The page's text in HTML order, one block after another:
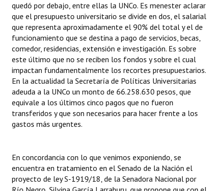
quedó por debajo, entre ellas la UNCo. Es menester aclarar
que el presupuesto universitario se divide en dos, el salarial
que representa aproximadamente el 90% del total y el de
funcionamiento que se destina a pago de servicios, becas,
comedor, residencias, extensión e investigación. Es sobre
este último que no se reciben los fondos y sobre el cual
impactan fundamentalmente los recortes presupuestarios.
En la actualidad la Secretaría de Políticas Universitarias
adeuda a la UNCo un monto de 66.258.630 pesos, que
equivale a los últimos cinco pagos que no fueron
transferidos y que son necesarios para hacer frente a los
gastos más urgentes.
En concordancia con lo que venimos exponiendo, se
encuentra en tratamiento en el Senado de la Nación el
proyecto de ley S-1919/18, de la Senadora Nacional por